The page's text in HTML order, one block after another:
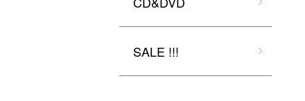
SALE !!!